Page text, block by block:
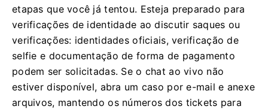
etapas que você já tentou. Esteja preparado para
verificações de identidade ao discutir saques ou
verificações: identidades oficiais, verificação de
selfie e documentação de forma de pagamento
podem ser solicitadas. Se o chat ao vivo não
estiver disponível, abra um caso por e-mail e anexe
arquivos, mantendo os números dos tickets para